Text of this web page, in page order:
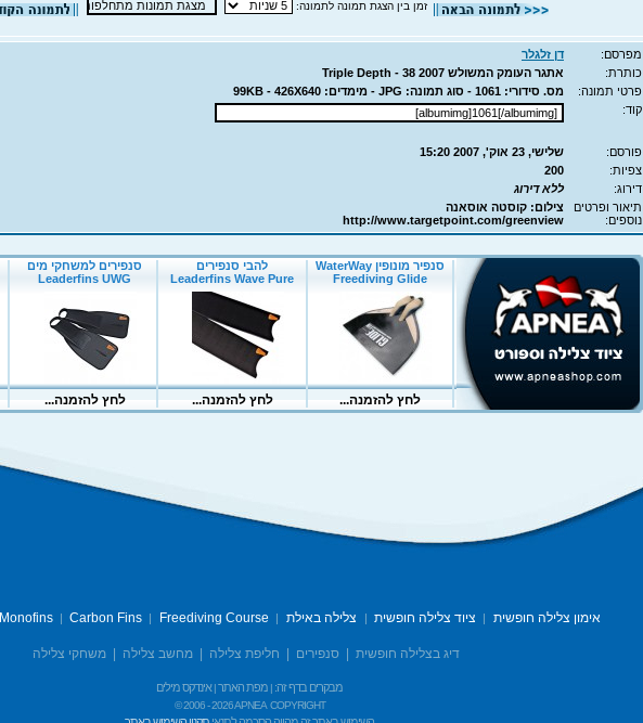
זמן בין הצגת תמונה לתמונה:
מפרסם:
דן זלגלר
כותרת:
אתגר העומק המשולש 2007 Triple Depth - 38
פרטי תמונה:
מס. סידורי: 1061 - סוג תמונה: JPG - מימדים: 99KB - 426X640
קוד:
פורסם:
שלישי, 23 אוק', 2007 15:20
צפיות:
200
דירוג:
ללא דירוג
תיאור ופרטים
נוספים:
צילום: קוסטה אוסאנה
http://www.targetpoint.com/greenview
אימון צלילה חופשית | ציוד צלילה חופשית | צלילה באילת |
Monofins| Carbon Fins| Freediving Course
דיג בצלילה חופשית סנפירים חליפת צלילה מחשב צלילה משחקי צלילה
מבקרים בדף זה: | מפת האתר|אינדקס מילים
COPYRIGHT
© 2006 -2026 APNEA